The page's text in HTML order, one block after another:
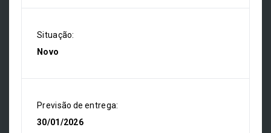
Situação:
Novo
Previsão de entrega:
30/01/2026